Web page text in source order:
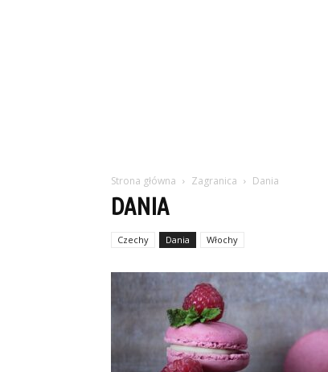
Strona główna Zagranica Dania
DANIA
Czechy Dania Włochy